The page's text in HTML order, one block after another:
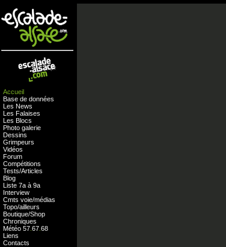
Accueil
Base de données
Les News
Les Falaises
Les Blocs
Photo galerie
Dessins
Grimpeurs
Vidéos
Forum
Compétitions
Tests/Articles
Blog
Liste 7a à 9a
Interview
Cmts voie/médias
Topo/ailleurs
Boutique/Shop
Chroniques
Météo 57 67 68
Liens
Contacts